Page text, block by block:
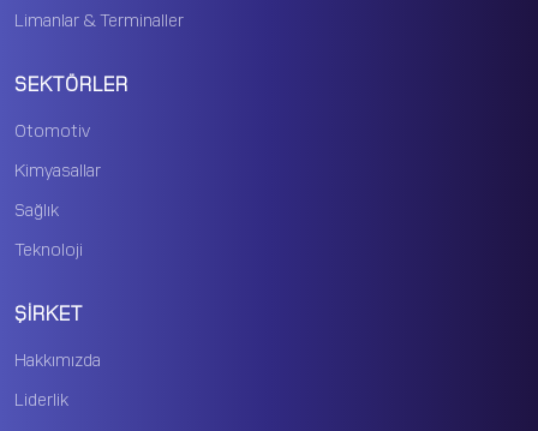
Limanlar & Terminaller
SEKTÖRLER
Otomotiv
Kimyasallar
Sağlık
Teknoloji
ŞİRKET
Hakkımızda
Liderlik